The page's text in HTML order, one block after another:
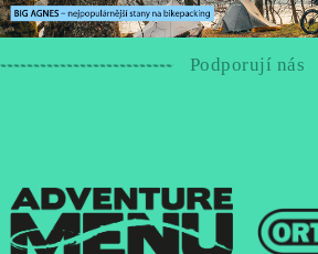
Podporují nás